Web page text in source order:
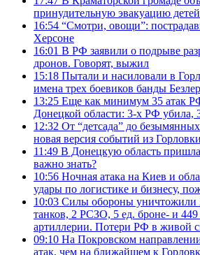
принудительную эвакуацию детей
16:54 “Смотри, овощи”:
Херсоне
16:01 В РФ заявили о подрыве
дронов. Говорят, выжил
15:18 Пытали и насиловали в
имена трех боевиков банды
13:25 Еще как минимум 35 атак
Донецкой области: 3-х РФ убила,
12:32 От “детсада” до
новая версия событий из Горловки
11:49 В Донецкую область
важно знать?
10:56 Ночная атака на Киев и
удары по логистике и бизнесу,
10:03 Силы обороны уничтожили
танков, 2 РСЗО, 5 ед. броне- и 449
артиллерии. Потери РФ в живой
09:10 На Покровском
атак, чем на ближайшем к